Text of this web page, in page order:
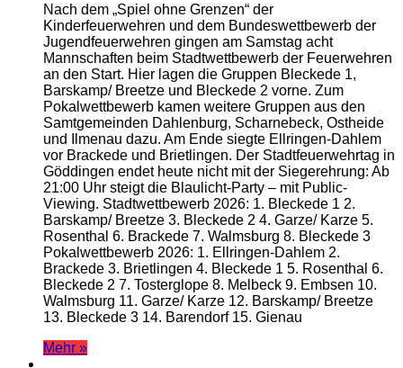
Nach dem „Spiel ohne Grenzen“ der
Kinderfeuerwehren und dem Bundeswettbewerb der
Jugendfeuerwehren gingen am Samstag acht
Mannschaften beim Stadtwettbewerb der Feuerwehren
an den Start. Hier lagen die Gruppen Bleckede 1,
Barskamp/ Breetze und Bleckede 2 vorne. Zum
Pokalwettbewerb kamen weitere Gruppen aus den
Samtgemeinden Dahlenburg, Scharnebeck, Ostheide
und Ilmenau dazu. Am Ende siegte Ellringen-Dahlem
vor Brackede und Brietlingen. Der Stadtfeuerwehrtag in
Göddingen endet heute nicht mit der Siegerehrung: Ab
21:00 Uhr steigt die Blaulicht-Party – mit Public-
Viewing. Stadtwettbewerb 2026: 1. Bleckede 1 2.
Barskamp/ Breetze 3. Bleckede 2 4. Garze/ Karze 5.
Rosenthal 6. Brackede 7. Walmsburg 8. Bleckede 3
Pokalwettbewerb 2026: 1. Ellringen-Dahlem 2.
Brackede 3. Brietlingen 4. Bleckede 1 5. Rosenthal 6.
Bleckede 2 7. Tosterglope 8. Melbeck 9. Embsen 10.
Walmsburg 11. Garze/ Karze 12. Barskamp/ Breetze
13. Bleckede 3 14. Barendorf 15. Gienau
Mehr »